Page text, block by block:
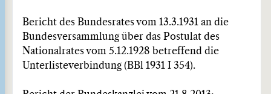
Bericht des Bundesrates vom 13.3.1931 an die
Bundesversammlung über das Postulat des
Nationalrates vom 5.12.1928 betreffend die
Unterlisteverbindung (BBl 1931 I 354).